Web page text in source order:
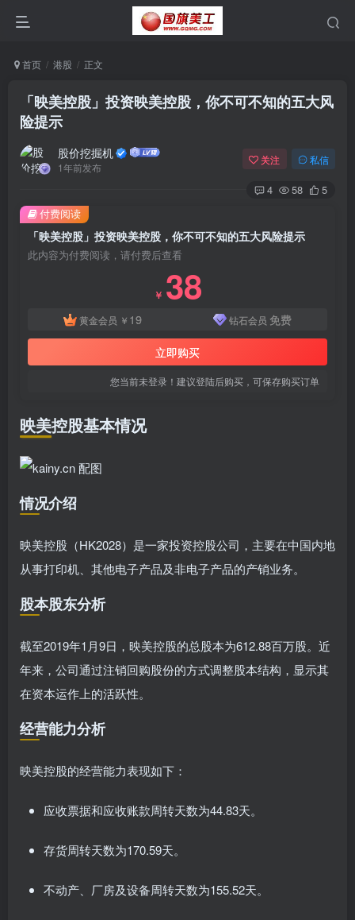
首页 港股 正文
「映美控股」投资映美控股，你不可不知的五大风
险提示
股价挖掘机
1年前发布
关注 私信
4 58 5
「映美控股」投资映美控股，你不可不知的五大风险提示
此内容为付费阅读，请付费后查看
￥ 38
黄金会员 ￥ 19 钻石会员 免费
立即购买
您当前未登录！建议登陆后购买，可保存购买订单
付费阅读
映美控股基本情况
情况介绍
映美控股（HK2028）是一家投资控股公司，主要在中国内地
从事打印机、其他电子产品及非电子产品的产销业务。
股本股东分析
截至2019年1月9日，映美控股的总股本为612.88百万股。近
年来，公司通过注销回购股份的方式调整股本结构，显示其
在资本运作上的活跃性。
经营能力分析
映美控股的经营能力表现如下：
应收票据和应收账款周转天数为44.83天。
存货周转天数为170.59天。
不动产、厂房及设备周转天数为155.52天。